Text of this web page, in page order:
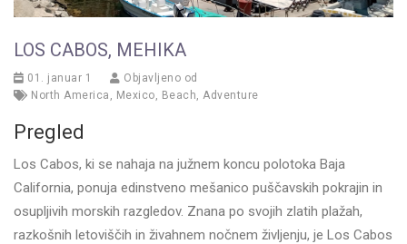
LOS CABOS, MEHIKA
01. januar 1
Objavljeno od
North America
Mexico Beach Adventure
Pregled
Los Cabos, ki se nahaja na južnem koncu polotoka Baja
California, ponuja edinstveno mešanico puščavskih pokrajin in
osupljivih morskih razgledov. Znana po svojih zlatih plažah,
razkošnih letoviščih in živahnem nočnem življenju, je Los Cabos